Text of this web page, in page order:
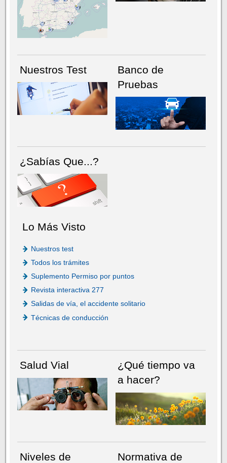
NÚMERO ACTUALHEMEROTECA
Nuestros Test
Banco de
Pruebas
¿Sabías Que...?
Lo Más Visto
Nuestros test
Todos los trámites
Suplemento Permiso por puntos
Revista interactiva 277
Salidas de vía, el accidente solitario
Técnicas de conducción
Salud Vial
¿Qué tiempo va
a hacer?
Niveles de
Normativa de